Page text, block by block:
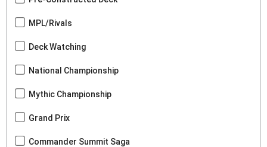
MPL/Rivals
Deck Watching
National Championship
Mythic Championship
Grand Prix
Commander Summit Saga